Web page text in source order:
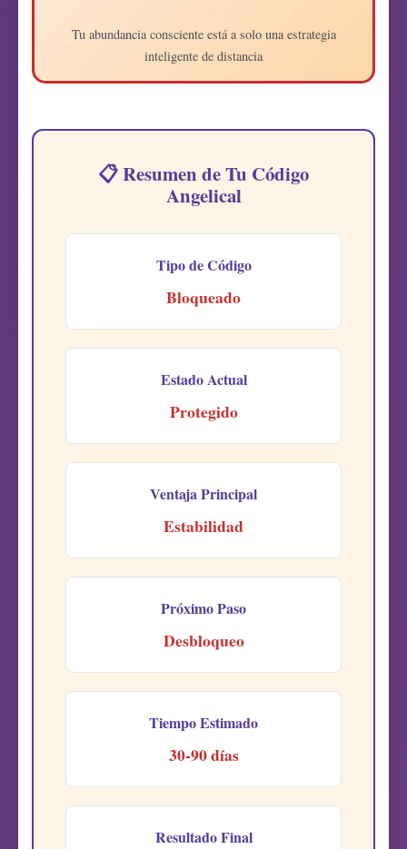
Tu abundancia consciente está a solo una estrategia
inteligente de distancia
📋 Resumen de Tu Código
Angelical
Tipo de Código
Bloqueado
Estado Actual
Protegido
Ventaja Principal
Estabilidad
Próximo Paso
Desbloqueo
Tiempo Estimado
30-90 días
Resultado Final